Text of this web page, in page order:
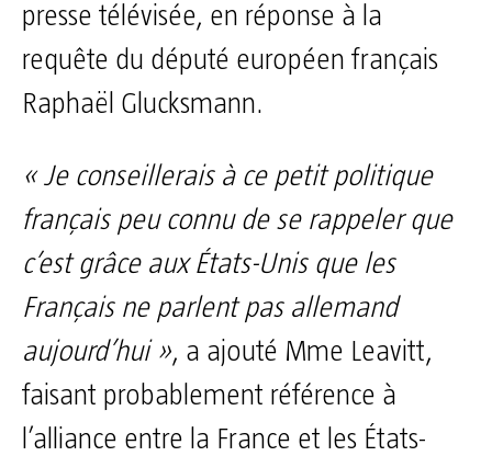
presse télévisée, en réponse à la
requête du député européen français
Raphaël Glucksmann.
« Je conseillerais à ce petit politique
français peu connu de se rappeler que
c’est grâce aux États-Unis que les
Français ne parlent pas allemand
aujourd’hui », a ajouté Mme Leavitt,
faisant probablement référence à
l’alliance entre la France et les États-